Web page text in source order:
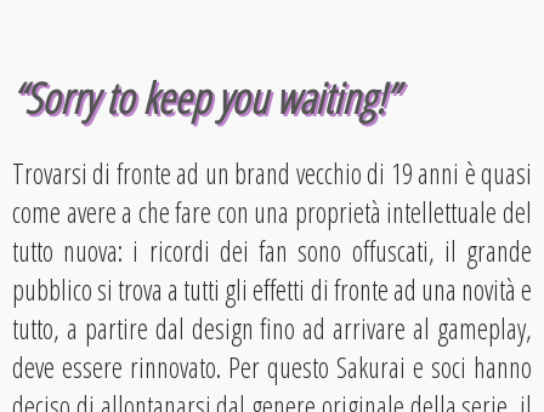
“Sorry to keep you waiting!”
Trovarsi di fronte ad un brand vecchio di 19 anni è quasi
come avere a che fare con una proprietà intellettuale del
tutto nuova: i ricordi dei fan sono offuscati, il grande
pubblico si trova a tutti gli effetti di fronte ad una novità e
tutto, a partire dal design fino ad arrivare al gameplay,
deve essere rinnovato. Per questo Sakurai e soci hanno